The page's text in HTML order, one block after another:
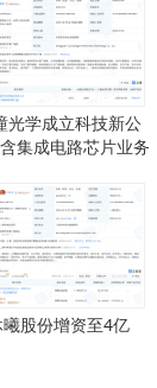
光学成立科技新公
集成电路芯片业务
股份增资至4亿